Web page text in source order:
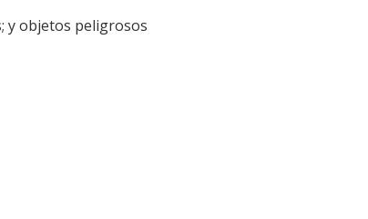
y objetos peligrosos